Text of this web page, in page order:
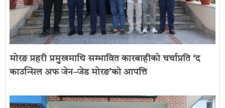
मोरङ प्रहरी प्रमुखमाथि सम्भावित कारबाहीको चर्चाप्रति ‘द
काउन्सिल अफ जेन–जेड मोरङ’को आपत्ति